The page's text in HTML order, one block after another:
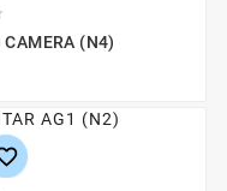
CAMERA (N4)